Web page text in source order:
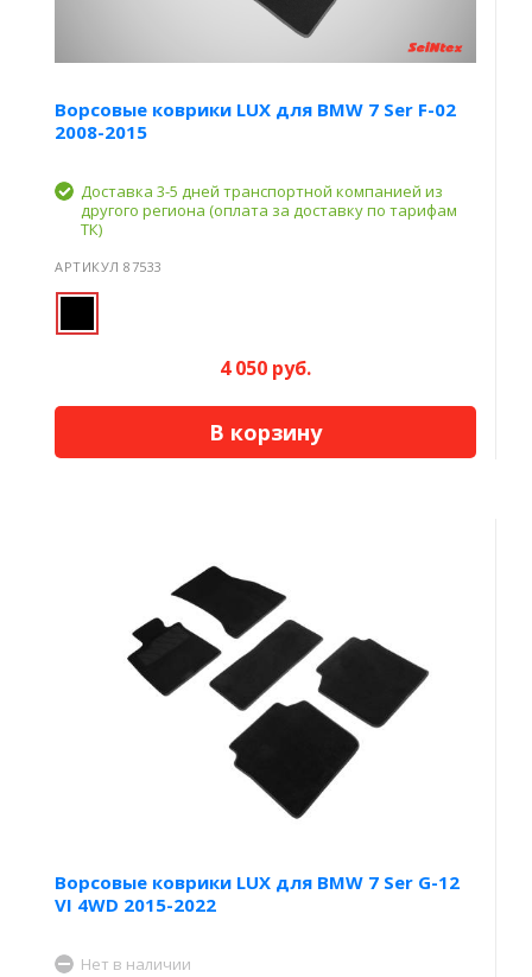
Ворсовые коврики LUX для BMW 7 Ser F-02
2008-2015
Доставка 3-5 дней транспортной компанией из
другого региона (оплата за доставку по тарифам
ТК)
АРТИКУЛ 87533
4 050 руб.
В корзину
Ворсовые коврики LUX для BMW 7 Ser G-12
VI 4WD 2015-2022
Нет в наличии